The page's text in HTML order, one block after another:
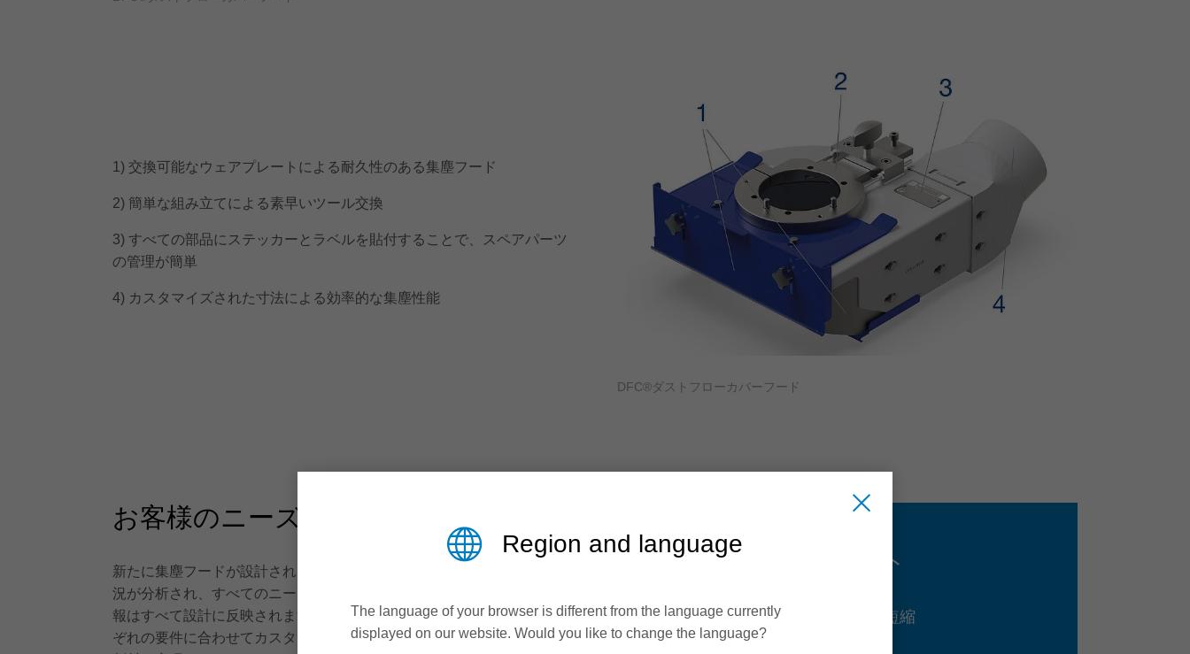
1) 交換可能なウェアプレートによる耐久性のある集塵フード
2) 簡単な組み立てによる素早いツール交換
3) すべての部品にステッカーとラベルを貼付することで、スペアパーツ
の管理が簡単
4) カスタマイズされた寸法による効率的な集塵性能
DFC®ダストフローカバーフード
お客様のニーズを重視
新たに集塵フードが設計される前に、ライツの技術者によって現場の状
況が分析され、すべてのニーズと要件を正確に把握します。これらの情
報はすべて設計に反映されます。このようにして、各集塵フードはそれ
ぞれの要件に合わせてカスタマイズされ、機械を清潔に保ち、完璧な被
導入によるメリット
機械の清掃時間を最小限に短縮
Region and language
The language of your browser is different from the language currently
displayed on our website. Would you like to change the language?